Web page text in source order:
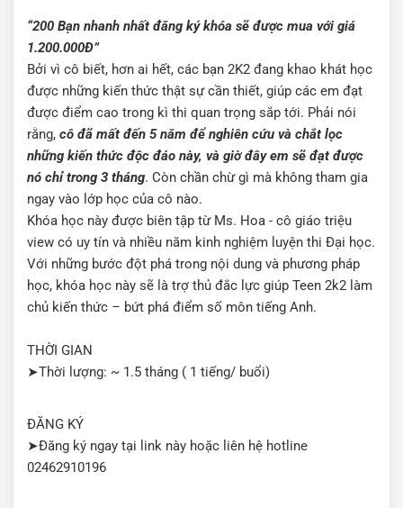
“200 Bạn nhanh nhất đăng ký khóa sẽ được mua với giá
1.200.000Đ”
Bởi vì cô biết, hơn ai hết, các bạn 2K2 đang khao khát học
được những kiến thức thật sự cần thiết, giúp các em đạt
được điểm cao trong kì thi quan trọng sắp tới. Phải nói
rằng, cô đã mất đến 5 năm để nghiên cứu và chắt lọc
những kiến thức độc đáo này, và giờ đây em sẽ đạt được
nó chỉ trong 3 tháng. Còn chần chừ gì mà không tham gia
ngay vào lớp học của cô nào.
Khóa học này được biên tập từ Ms. Hoa - cô giáo triệu
view có uy tín và nhiều năm kinh nghiệm luyện thi Đại học.
Với những bước đột phá trong nội dung và phương pháp
học, khóa học này sẽ là trợ thủ đắc lực giúp Teen 2k2 làm
chủ kiến thức – bứt phá điểm số môn tiếng Anh.
THỜI GIAN
➤Thời lượng: ~ 1.5 tháng ( 1 tiếng/ buổi)
ĐĂNG KÝ
➤Đăng ký ngay tại link này hoặc liên hệ hotline
02462910196